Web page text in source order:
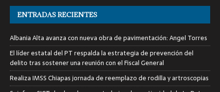
ENTRADAS RECIENTES
Albania Alta avanza con nueva obra de pavimentación: Angel Torres
El líder estatal del PT respalda la estrategia de prevención del
delito tras sostener una reunión con el Fiscal General
Realiza IMSS Chiapas jornada de reemplazo de rodilla y artroscopias